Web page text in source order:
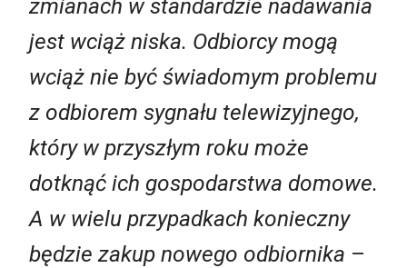
zmianach w standardzie nadawania
jest wciąż niska. Odbiorcy mogą
wciąż nie być świadomym problemu
z odbiorem sygnału telewizyjnego,
który w przyszłym roku może
dotknąć ich gospodarstwa domowe.
A w wielu przypadkach konieczny
będzie zakup nowego odbiornika –